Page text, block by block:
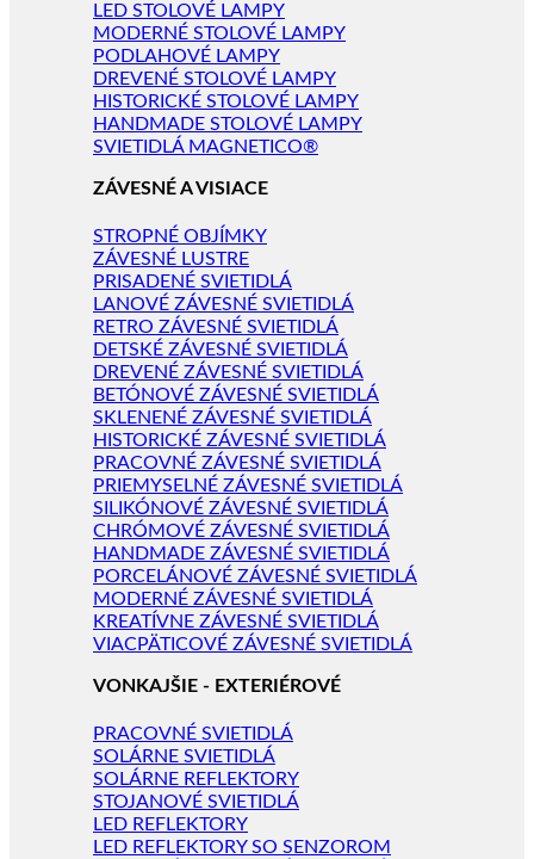
LED STOLOVÉ LAMPY
MODERNÉ STOLOVÉ LAMPY
PODLAHOVÉ LAMPY
DREVENÉ STOLOVÉ LAMPY
HISTORICKÉ STOLOVÉ LAMPY
HANDMADE STOLOVÉ LAMPY
SVIETIDLÁ MAGNETICO®
ZÁVESNÉ A VISIACE
STROPNÉ OBJÍMKY
ZÁVESNÉ LUSTRE
PRISADENÉ SVIETIDLÁ
LANOVÉ ZÁVESNÉ SVIETIDLÁ
RETRO ZÁVESNÉ SVIETIDLÁ
DETSKÉ ZÁVESNÉ SVIETIDLÁ
DREVENÉ ZÁVESNÉ SVIETIDLÁ
BETÓNOVÉ ZÁVESNÉ SVIETIDLÁ
SKLENENÉ ZÁVESNÉ SVIETIDLÁ
HISTORICKÉ ZÁVESNÉ SVIETIDLÁ
PRACOVNÉ ZÁVESNÉ SVIETIDLÁ
PRIEMYSELNÉ ZÁVESNÉ SVIETIDLÁ
SILIKÓNOVÉ ZÁVESNÉ SVIETIDLÁ
CHRÓMOVÉ ZÁVESNÉ SVIETIDLÁ
HANDMADE ZÁVESNÉ SVIETIDLÁ
PORCELÁNOVÉ ZÁVESNÉ SVIETIDLÁ
MODERNÉ ZÁVESNÉ SVIETIDLÁ
KREATÍVNE ZÁVESNÉ SVIETIDLÁ
VIACPÄTICOVÉ ZÁVESNÉ SVIETIDLÁ
VONKAJŠIE - EXTERIÉROVÉ
PRACOVNÉ SVIETIDLÁ
SOLÁRNE SVIETIDLÁ
SOLÁRNE REFLEKTORY
STOJANOVÉ SVIETIDLÁ
LED REFLEKTORY
LED REFLEKTORY SO SENZOROM